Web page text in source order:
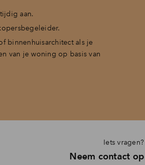
aan.
binnenhuisarchitect als je
van je woning op basis van
Iets vragen?
Neem contact op